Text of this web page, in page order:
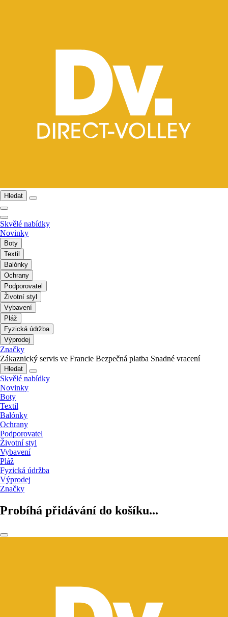
Hledat
Skvělé nabídky
Novinky
Boty
Textil
Balónky
Ochrany
Podporovatel
Životní styl
Vybavení
Pláž
Fyzická údržba
Výprodej
Značky
Zákaznický servis ve Francie Bezpečná platba Snadné vracení
Hledat
Skvělé nabídky
Novinky
Boty
Textil
Balónky
Ochrany
Podporovatel
Životní styl
Vybavení
Pláž
Fyzická údržba
Výprodej
Značky
Probíhá přidávání do košíku...